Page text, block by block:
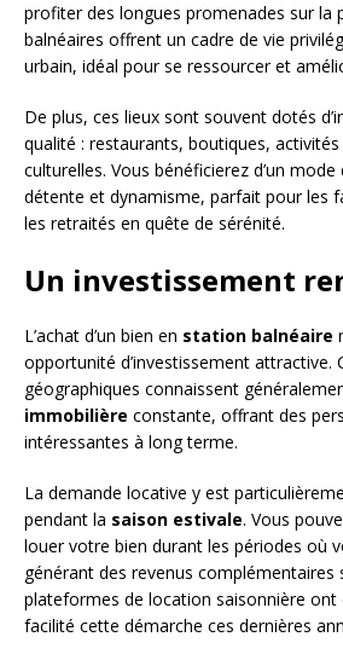
profiter des longues promenades sur la
balnéaires offrent un cadre de vie
urbain, idéal pour se ressourcer et
De plus, ces lieux sont souvent dotés
qualité : restaurants, boutiques,
culturelles. Vous bénéficierez d’un
détente et dynamisme, parfait pour les
les retraités en quête de sérénité.
Un investissement
L’achat d’un bien en station balnéaire
opportunité d’investissement attractive.
géographiques connaissent
immobilière constante, offrant des
intéressantes à long terme.
La demande locative y est
pendant la saison estivale. Vous
louer votre bien durant les périodes où
générant des revenus complémentaires
plateformes de location saisonnière ont
facilité cette démarche ces dernières